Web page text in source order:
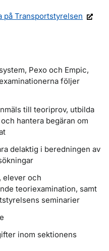
på Transportstyrelsen
Pexo och Empic,
följer
till teoriprov, utbilda
hantera begäran om
delaktig i beredningen av
elever och
teoriexamination, samt
seminarier
inom sektionens